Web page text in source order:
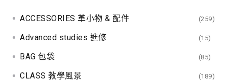
ACCESSORIES 革小物 & 配件 (259)
Advanced studies 進修 (15)
BAG 包袋 (85)
CLASS 教學風景 (189)